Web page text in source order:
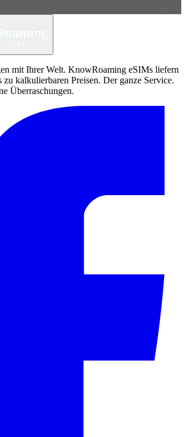
mit Ihrer Welt. KnowRoaming eSIMs liefern
zu kalkulierbaren Preisen. Der ganze Service.
Überraschungen.